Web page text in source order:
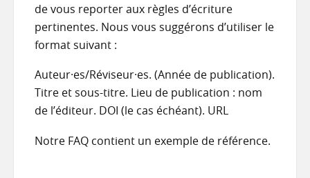
de vous reporter aux règles d’écriture
pertinentes. Nous vous suggérons d’utiliser le
format suivant :
Auteur·es/Réviseur·es. (Année de publication).
Titre et sous-titre. Lieu de publication : nom
de l’éditeur. DOI (le cas échéant). URL
Notre FAQ contient un exemple de référence.